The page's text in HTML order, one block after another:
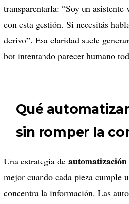
transparentarla: “Soy un
con esta gestión. Si necesitás
derivo”. Esa claridad suele
bot intentando parecer humano
Qué
sin romper la
Una estrategia de automatización
mejor cuando cada pieza cumple
concentra la información. Las